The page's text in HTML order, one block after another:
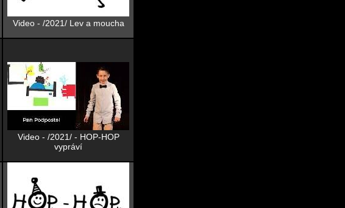
Video - /2021/ Lev a moucha
Video - /2021/ - HOP-HOP
vypráví